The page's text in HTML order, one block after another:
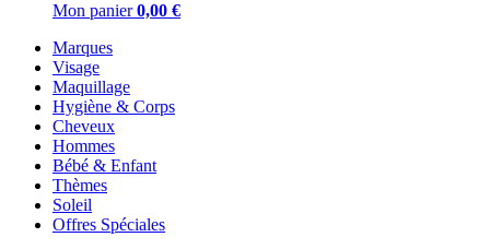
Mon panier 0,00 €
Marques
Visage
Maquillage
Hygiène & Corps
Cheveux
Hommes
Bébé & Enfant
Thèmes
Soleil
Offres Spéciales